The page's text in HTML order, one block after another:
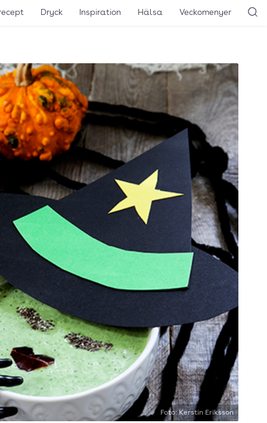
Dryck Inspiration Hälsa Veckomenyer
Foto: Kerstin Eriksson